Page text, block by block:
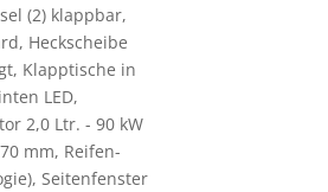
(2) klappbar,
Heckscheibe
Klapptische in
LED,
2,0 Ltr. - 90 kW
mm, Reifen-
Seitenfenster